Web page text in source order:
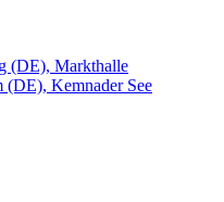
(DE), Markthalle
(DE), Kemnader See